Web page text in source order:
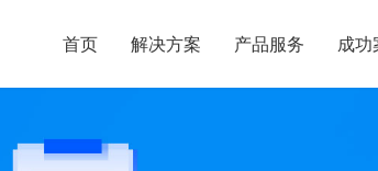
首页 解决方案 产品服务 成功